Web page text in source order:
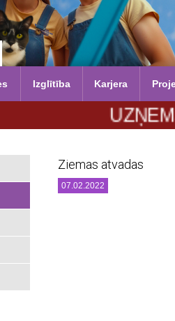
Izglītība Karjera
Ziemas atvadas
07.02.2022